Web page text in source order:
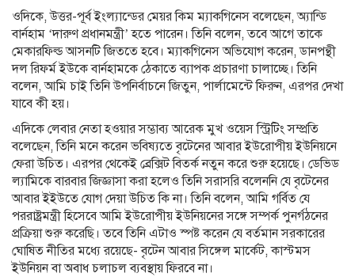
ওদিকে, উত্তর-পূর্ব ইংল্যান্ডের মেয়র কিম ম্যাকগিনেস বলেছেন, অ্যান্ডি
বার্নহাম ‘দারুণ প্রধানমন্ত্রী’ হতে পারেন। তিনি বলেন, তবে আগে তাকে
মেকারফিল্ড আসনটি জিততে হবে। ম্যাকগিনেস অভিযোগ করেন, ডানপন্থী
দল রিফর্ম ইউকে বার্নহামকে ঠেকাতে ব্যাপক প্রচারণা চালাচ্ছে। তিনি
বলেন, আমি চাই তিনি উপনির্বাচনে জিতুন, পার্লামেন্টে ফিরুন, এরপর দেখা
যাবে কী হয়।
এদিকে লেবার নেতা হওয়ার সম্ভাব্য আরেক মুখ ওয়েস স্ট্রিটিং সম্প্রতি
বলেছেন, তিনি মনে করেন ভবিষ্যতে বৃটেনের আবার ইউরোপীয় ইউনিয়নে
ফেরা উচিত। এরপর থেকেই ব্রেক্সিট বিতর্ক নতুন করে শুরু হয়েছে। ডেভিড
ল্যামিকে বারবার জিজ্ঞাসা করা হলেও তিনি সরাসরি বলেননি যে বৃটেনের
আবার ইইউতে যোগ দেয়া উচিত কি না। তিনি বলেন, আমি গর্বিত যে
পররাষ্ট্রমন্ত্রী হিসেবে আমি ইউরোপীয় ইউনিয়নের সঙ্গে সম্পর্ক পুনর্গঠনের
প্রক্রিয়া শুরু করেছি। তবে তিনি এটাও স্পষ্ট করেন যে বর্তমান সরকারের
ঘোষিত নীতির মধ্যে রয়েছে- বৃটেন আবার সিঙ্গেল মার্কেট, কাস্টমস
ইউনিয়ন বা অবাধ চলাচল ব্যবস্থায় ফিরবে না।